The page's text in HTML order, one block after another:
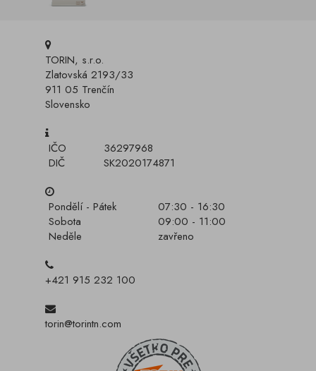
TORIN, s.r.o.
Zlatovská 2193/33
911 05 Trenčín
Slovensko
IČO
36297968
DIČ
SK2020174871
Pondělí - Pátek
07:30 - 16:30
Sobota
09:00 - 11:00
Neděle
zavřeno
+421 915 232 100
torin@torintn.com